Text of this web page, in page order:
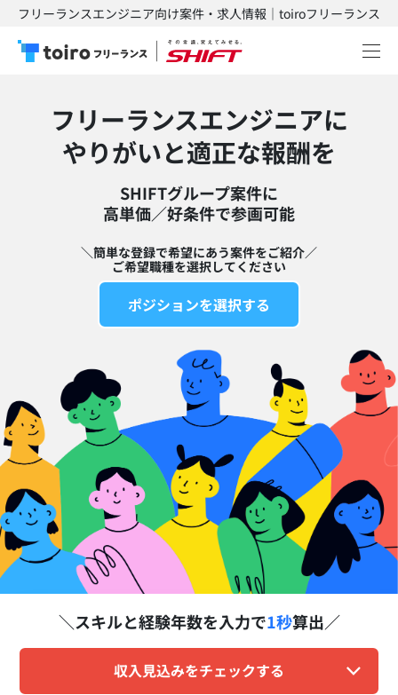
フリーランスエンジニア向け案件・求人情報｜toiroフリーランス
フリーランスエンジニアに
​やりがいと適正な報酬を
SHIFTグループ案件に
高単価／好条件で参画可能​
＼簡単な登録で希望にあう案件をご紹介／
ご希望職種を選択してください
ポジションを選択する
スキルと経験年数を入力で1秒算出
収入見込みをチェックする